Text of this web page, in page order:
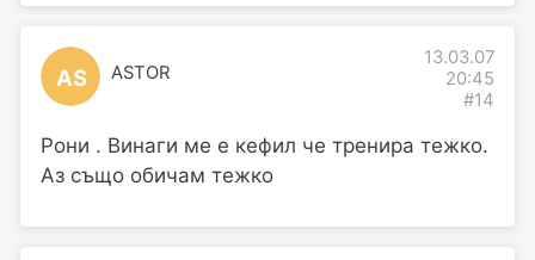
AS ASTOR
13.03.07
20:45
#14
Рони . Винаги ме е кефил че тренира тежко.
Аз също обичам тежко